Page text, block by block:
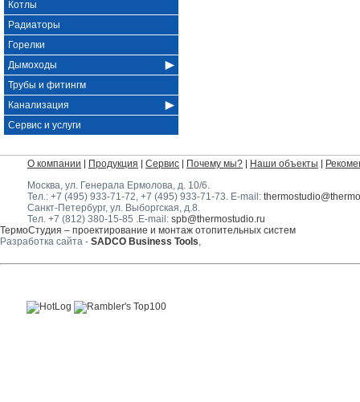
Котлы
Радиаторы
Горелки
Дымоходы
Трубы и фитингм
Канализация
Сервис и услуги
О компании Продукция Сервис Почему мы? Наши объекты
Москва, ул. Генерала Ермолова, д. 10/6.
Тел.: +7 (495) 933-71-72, +7 (495) 933-71-73. E-mail:
Санкт-Петербург, ул. Выборгская, д.8.
Тел. +7 (812) 380-15-85 .E-mail: spb@thermostudio.ru
ТермоСтудия – проектирование и монтаж отопительных систем
Разработка сайта - SADCO Business Tools,